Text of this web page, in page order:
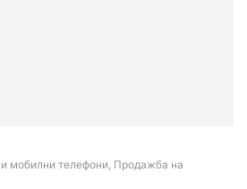
мобилни телефони, Продажба на